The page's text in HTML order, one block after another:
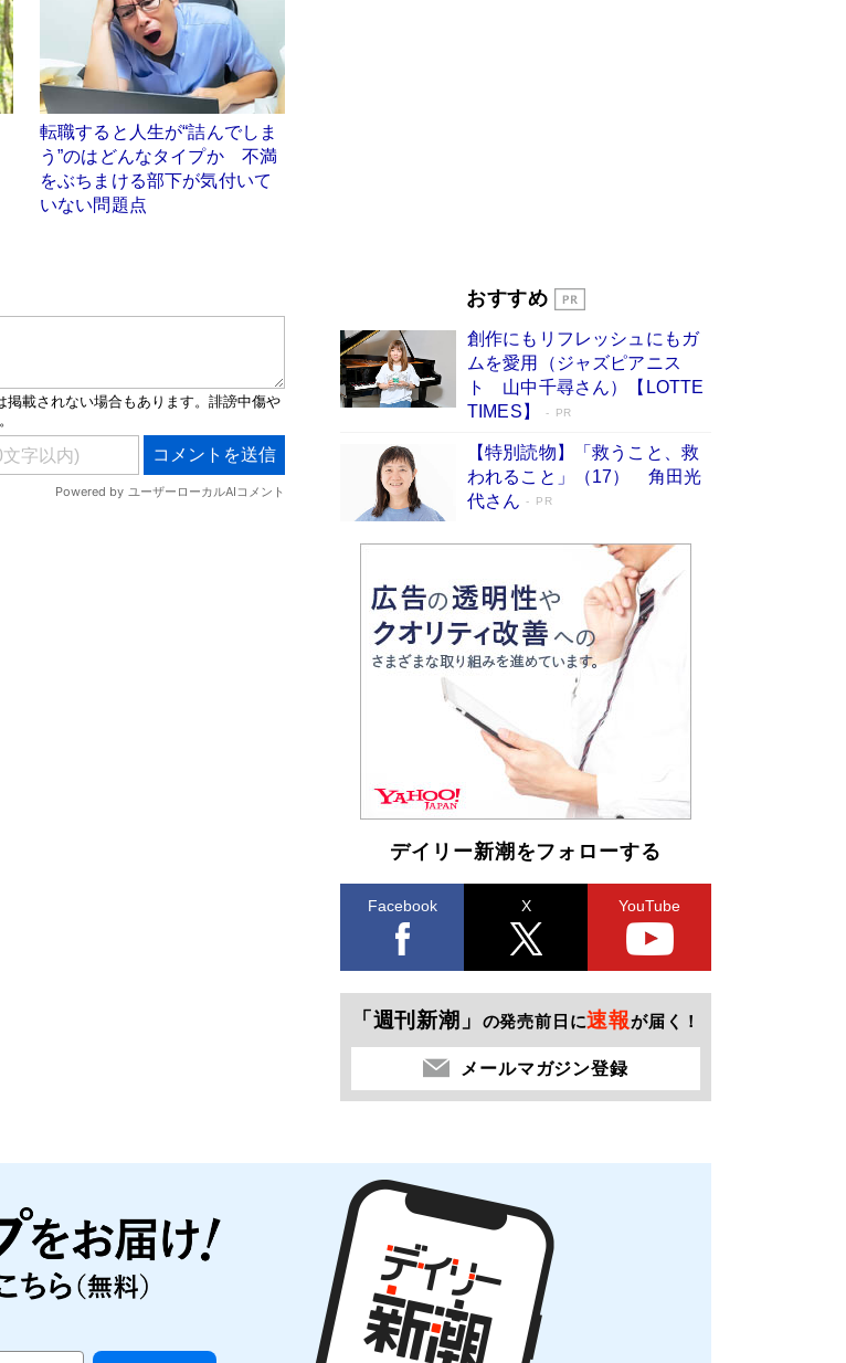
転職すると人生が“詰んでしま
う”のはどんなタイプか 不満
をぶちまける部下が気付いて
いない問題点
らも文庫化 映画化された直木賞受賞作もランク
皇室はなぜ世界から尊敬されているのか？ 「天
皇陛下はお元気でおられるか」がサウジ国王の第
一声になる理由
Book Bang
おすすめ
創作にもリフレッシュにもガ
ムを愛用（ジャズピアニス
ト 山中千尋さん）【LOTTE
TIMES】
PR
【特別読物】「救うこと、救
われること」（17） 角田光
代さん
PR
デイリー新潮をフォローする
Facebook X YouTube
「週刊新潮」 の発売前日に速報が届く！
メールマガジン登録